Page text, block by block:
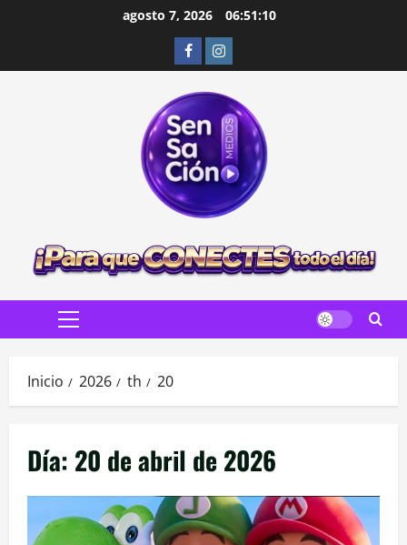
agosto 7, 2026 06:51:11
FacebookInstagram
Menú
Inicio 2026 th 20
Día: 20 de abril de 2026